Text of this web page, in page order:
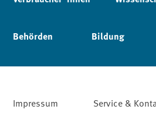
Behörden Bildung
Impressum Service &